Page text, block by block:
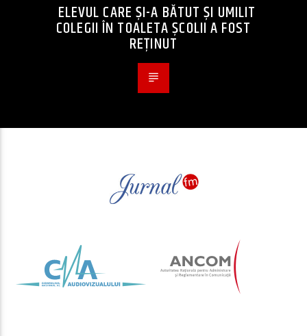
ELEVUL CARE ȘI-A BĂTUT ȘI UMILIT
COLEGII ÎN TOALETA ȘCOLII A FOST
REȚINUT